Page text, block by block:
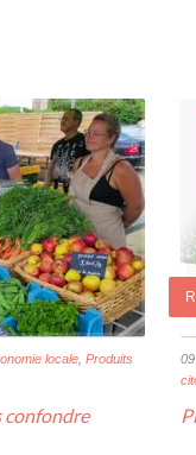
locale Produits
confondre